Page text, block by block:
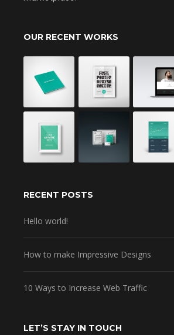
OUR RECENT WORKS
RECENT POSTS
Hello world!
How to make Impressive Designs
10 Ways to Increase Web Traffic
LET’S STAY IN TOUCH